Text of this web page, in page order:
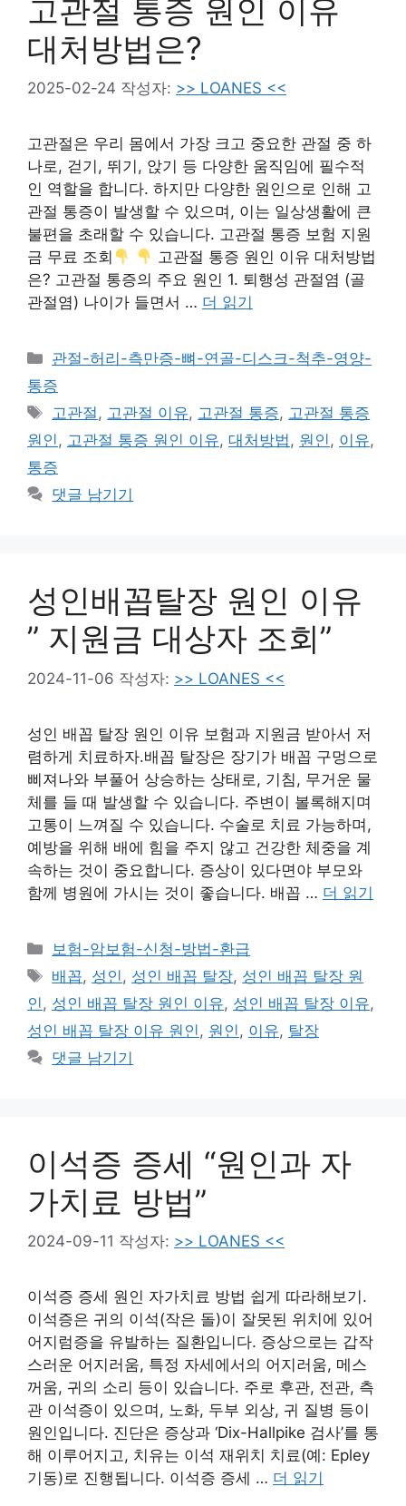
고관절 통증 원인 이유
대처방법은?
2025-02-24 작성자: >> LOANES <<
고관절은 우리 몸에서 가장 크고 중요한 관절 중 하
나로, 걷기, 뛰기, 앉기 등 다양한 움직임에 필수적
인 역할을 합니다. 하지만 다양한 원인으로 인해 고
관절 통증이 발생할 수 있으며, 이는 일상생활에 큰
불편을 초래할 수 있습니다. 고관절 통증 보험 지원
금 무료 조회
고관절 통증 원인 이유 대처방법
은? 고관절 통증의 주요 원인 1. 퇴행성 관절염 (골
관절염) 나이가 들면서 … 더 읽기
카
테
리
관절-허리-측만증-뼈-연골-디스크-척추-영양-
통증
태
그
고관절 , 고관절 이유, 고관절 통증, 고관절 통증
원인, 고관절 통증 원인 이유, 대처방법, 원인, 이유,
통증
댓글 남기기
성인배꼽탈장 원인 이유
” 지원금 대상자 조회”
2024-11-06 작성자: >> LOANES <<
성인 배꼽 탈장 원인 이유 보험과 지원금 받아서 저
렴하게 치료하자.배꼽 탈장은 장기가 배꼽 구멍으로
삐져나와 부풀어 상승하는 상태로, 기침, 무거운 물
체를 들 때 발생할 수 있습니다. 주변이 볼록해지며
고통이 느껴질 수 있습니다. 수술로 치료 가능하며,
예방을 위해 배에 힘을 주지 않고 건강한 체중을 계
속하는 것이 중요합니다. 증상이 있다면야 부모와
함께 병원에 가시는 것이 좋습니다. 배꼽 … 더 읽기
카
테
고
리
보험-암보험-신청-방법-환급
태
그
배꼽, 성인 , 성인 배꼽 탈장, 성인 배꼽 탈장 원
인 , 성인 배꼽 탈장 원인 이유, 성인 배꼽 탈장 이유,
성인 배꼽 탈장 이유 원인 , 원인 , 이유, 탈장
댓글 남기기
이석증 증세 “원인과 자
가치료 방법”
2024-09-11 작성자: >> LOANES <<
이석증 증세 원인 자가치료 방법 쉽게 따라해보기.
이석증은 귀의 이석(작은 돌)이 잘못된 위치에 있어
어지럼증을 유발하는 질환입니다. 증상으로는 갑작
스러운 어지러움, 특정 자세에서의 어지러움, 메스
꺼움, 귀의 소리 등이 있습니다. 주로 후관, 전관, 측
관 이석증이 있으며, 노화, 두부 외상, 귀 질병 등이
원인입니다. 진단은 증상과 ‘Dix-Hallpike 검사’를 통
해 이루어지고, 치유는 이석 재위치 치료(예: Epley
기동)로 진행됩니다. 이석증 증세 … 더 읽기